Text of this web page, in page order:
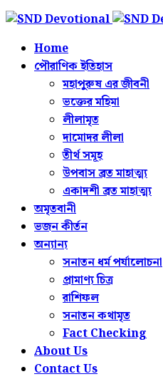
Home
পৌরাণিক ইতিহাস
মহাপুরুষ এর জীবনী
ভক্তের মহিমা
লীলামৃত
দামোদর লীলা
তীর্থ সমূহ
উপবাস ব্রত মাহাত্ম্য
একাদশী ব্রত মাহাত্ম্য
অমৃতবানী
ভজন কীর্তন
অন্যান্য
সনাতন ধর্ম পর্যালোচনা
প্রামাণ্য চিত্র
রাশিফল
সনাতন কথামৃত
Fact Checking
About Us
Contact Us